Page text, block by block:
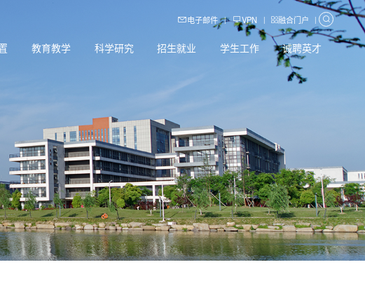
电子邮件 | VPN | 融合门户 |
教育教学 科学研究 招生就业 学生工作 诚聘英才